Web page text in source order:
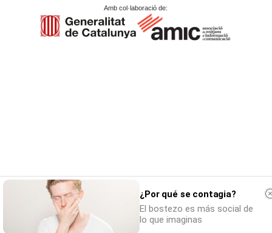
Amb col·laboració de:
¿Por qué se contagia?
El bostezo es más social de
lo que imaginas